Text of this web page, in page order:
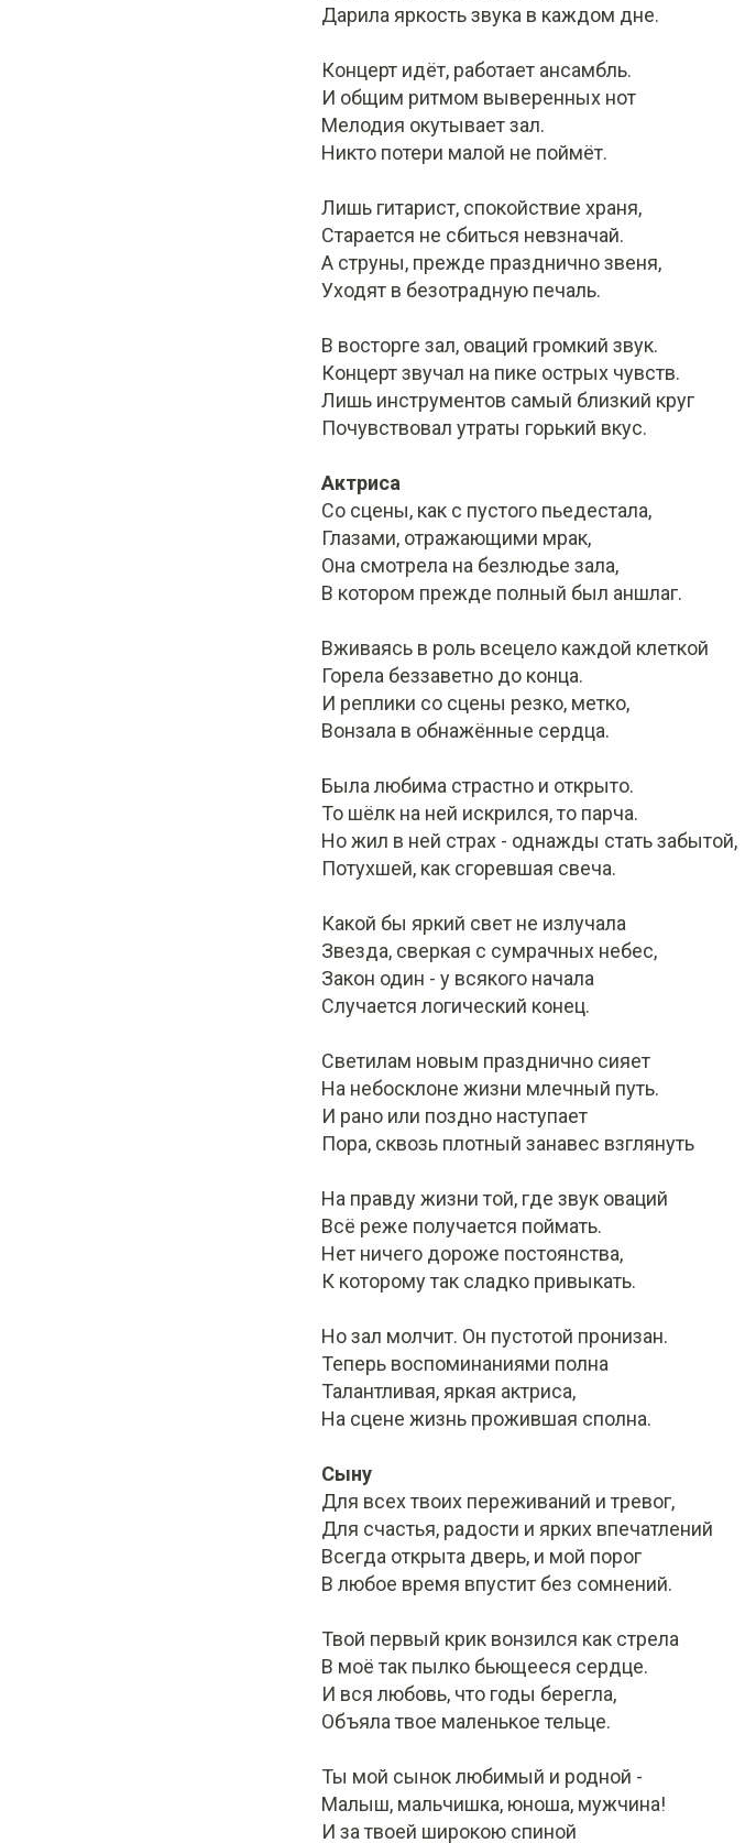
Дарила яркость звука в каждом дне.
Концерт идёт, работает ансамбль.
И общим ритмом выверенных нот
Мелодия окутывает зал.
Никто потери малой не поймёт.
Лишь гитарист, спокойствие храня,
Старается не сбиться невзначай.
А струны, прежде празднично звеня,
Уходят в безотрадную печаль.
В восторге зал, оваций громкий звук.
Концерт звучал на пике острых чувств.
Лишь инструментов самый близкий круг
Почувствовал утраты горький вкус.
Актриса
Со сцены, как с пустого пьедестала,
Глазами, отражающими мрак,
Она смотрела на безлюдье зала,
В котором прежде полный был аншлаг.
Вживаясь в роль всецело каждой клеткой
Горела беззаветно до конца.
И реплики со сцены резко, метко,
Вонзала в обнажённые сердца.
Была любима страстно и открыто.
То шёлк на ней искрился, то парча.
Но жил в ней страх - однажды стать забытой,
Потухшей, как сгоревшая свеча.
Какой бы яркий свет не излучала
Звезда, сверкая с сумрачных небес,
Закон один - у всякого начала
Случается логический конец.
Светилам новым празднично сияет
На небосклоне жизни млечный путь.
И рано или поздно наступает
Пора, сквозь плотный занавес взглянуть
На правду жизни той, где звук оваций
Всё реже получается поймать.
Нет ничего дороже постоянства,
К которому так сладко привыкать.
Но зал молчит. Он пустотой пронизан.
Теперь воспоминаниями полна
Талантливая, яркая актриса,
На сцене жизнь прожившая сполна.
Сыну
Для всех твоих переживаний и тревог,
Для счастья, радости и ярких впечатлений
Всегда открыта дверь, и мой порог
В любое время впустит без сомнений.
Твой первый крик вонзился как стрела
В моё так пылко бьющееся сердце.
И вся любовь, что годы берегла,
Объяла твое маленькое тельце.
Ты мой сынок любимый и родной -
Малыш, мальчишка, юноша, мужчина!
И за твоей широкою спиной